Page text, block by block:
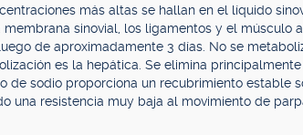
más altas se hallan en el líquido
sinovial, los ligamentos y el músculo
de aproximadamente 3 días. No se
es la hepática. Se elimina
de sodio proporciona un recubrimiento estable
una resistencia muy baja al movimiento de